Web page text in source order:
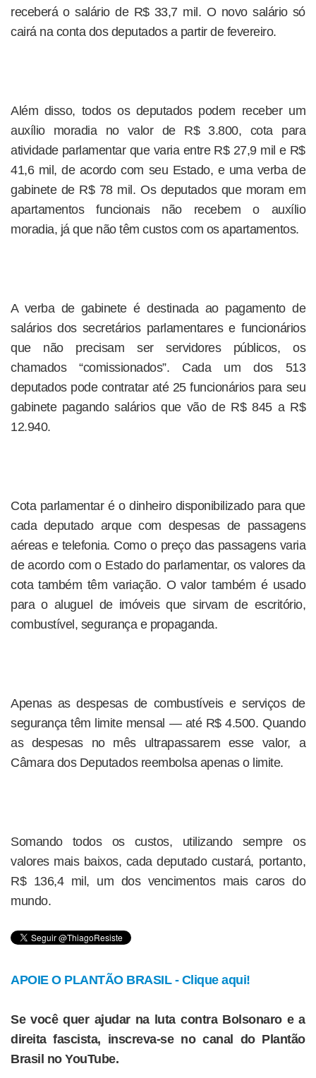
receberá o salário de R$ 33,7 mil. O novo salário só
cairá na conta dos deputados a partir de fevereiro.
Além disso, todos os deputados podem receber um
auxílio moradia no valor de R$ 3.800, cota para
atividade parlamentar que varia entre R$ 27,9 mil e R$
41,6 mil, de acordo com seu Estado, e uma verba de
gabinete de R$ 78 mil. Os deputados que moram em
apartamentos funcionais não recebem o auxílio
moradia, já que não têm custos com os apartamentos.
A verba de gabinete é destinada ao pagamento de
salários dos secretários parlamentares e funcionários
que não precisam ser servidores públicos, os
chamados “comissionados”. Cada um dos 513
deputados pode contratar até 25 funcionários para seu
gabinete pagando salários que vão de R$ 845 a R$
12.940.
Cota parlamentar é o dinheiro disponibilizado para que
cada deputado arque com despesas de passagens
aéreas e telefonia. Como o preço das passagens varia
de acordo com o Estado do parlamentar, os valores da
cota também têm variação. O valor também é usado
para o aluguel de imóveis que sirvam de escritório,
combustível, segurança e propaganda.
Apenas as despesas de combustíveis e serviços de
segurança têm limite mensal — até R$ 4.500. Quando
as despesas no mês ultrapassarem esse valor, a
Câmara dos Deputados reembolsa apenas o limite.
Somando todos os custos, utilizando sempre os
valores mais baixos, cada deputado custará, portanto,
R$ 136,4 mil, um dos vencimentos mais caros do
mundo.
APOIE O PLANTÃO BRASIL - Clique aqui!
Se você quer ajudar na luta contra Bolsonaro e a
direita fascista, inscreva-se no canal do Plantão
Brasil no YouTube.